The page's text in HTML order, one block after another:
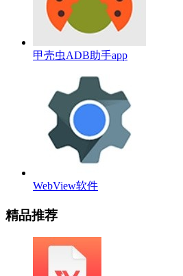
甲壳虫ADB助手app
WebView软件
精品推荐